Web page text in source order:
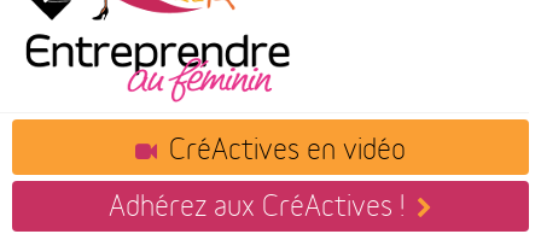
CréActives en vidéo
Adhérez aux CréActives !